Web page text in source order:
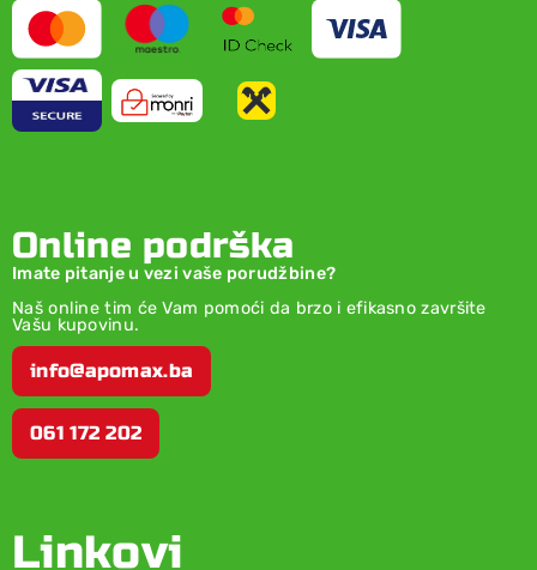
Online podrška
Imate pitanje u vezi vaše porudžbine?
Naš online tim će Vam pomoći da brzo i efikasno završite
Vašu kupovinu.
info@apomax.ba
061 172 202
Linkovi